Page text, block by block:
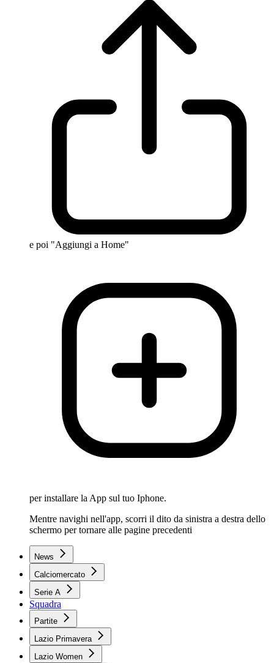
e poi "Aggiungi a Home"
per installare la App sul tuo Iphone.
Mentre navighi nell'app, scorri il dito da sinistra a destra dello
schermo per tornare alle pagine precedenti
News
Calciomercato
Serie A
Squadra
Partite
Lazio Primavera
Lazio Women